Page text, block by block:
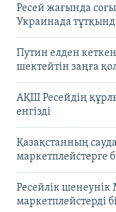
Ресей жағында
Украинада
Путин елден
шектейтін заңға
АҚШ Ресейдің
енгізді
Қазақстанның
маркетплейстерге
Ресейлік шенеунік
маркетплейстерді